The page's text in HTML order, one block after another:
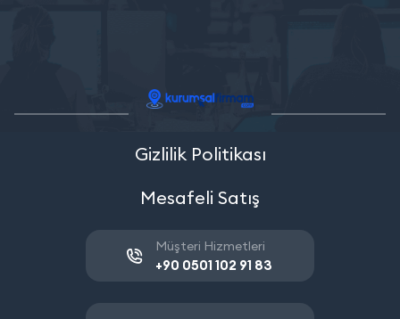
Gizlilik Politikası
Mesafeli Satış
Müşteri Hizmetleri
+90 0501 102 91 83